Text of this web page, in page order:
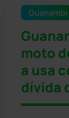
Guanambi
moto
a usa
dívida